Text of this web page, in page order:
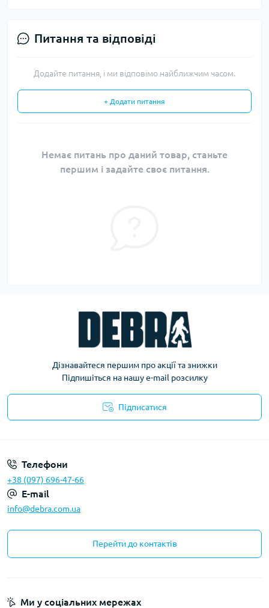
Питання та відповіді
Додайте питання, і ми відповімо найближчим часом.
+ Додати питання
Немає питань про даний товар, станьте
першим і задайте своє питання.
Дізнавайтеся першим про акції та знижки
Підпишіться на нашу e-mail розсилку
Підписатися
Телефони
+38 (097) 696-47-66
E-mail
info@debra.com.ua
Перейти до контактів
Ми у соціальних мережах